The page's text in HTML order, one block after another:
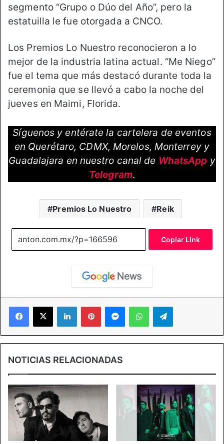
segmento “Grupo o Dúo del Año”, pero la
estatuilla le fue otorgada a CNCO.
Los Premios Lo Nuestro reconocieron a lo
mejor de la industria latina actual. “Me Niego”
fue el tema que más destacó durante toda la
ceremonia que se llevó a cabo la noche del
jueves en Maimi, Florida.
Síguenos y entérate la cartelera de eventos
en Querétaro, CDMX, Morelos, Monterrey y
Guadalajara en nuestro canal de WhatsApp y
Telegram.
Premios Lo Nuestro Reik
Copiar Link
Facebook
X LinkedInPinterestMessengerWhatsAppTelegram
NOTICIAS RELACIONADAS